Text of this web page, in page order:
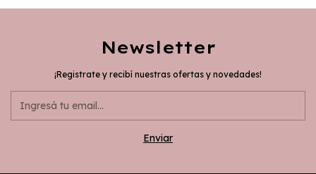
Newsletter
¡Registrate y recibí nuestras ofertas y novedades!